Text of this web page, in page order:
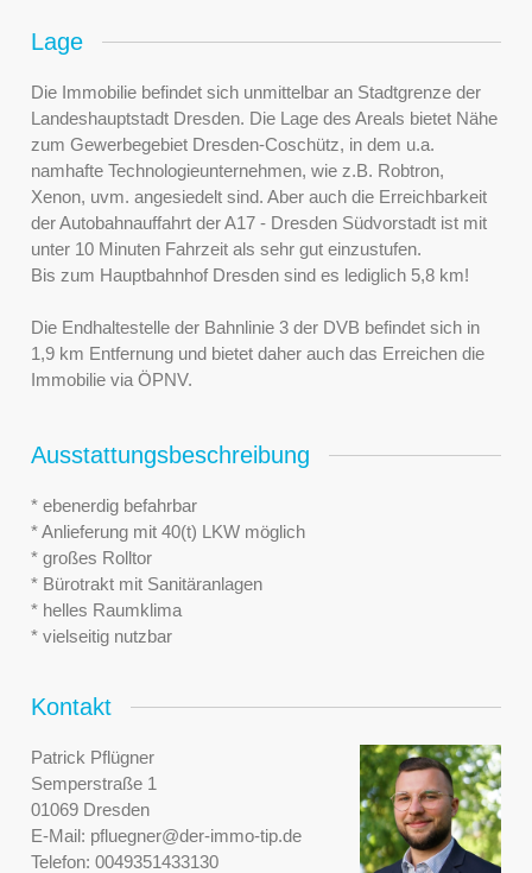
Lage
Die Immobilie befindet sich unmittelbar an Stadtgrenze der
Landeshauptstadt Dresden. Die Lage des Areals bietet Nähe
zum Gewerbegebiet Dresden-Coschütz, in dem u.a.
namhafte Technologieunternehmen, wie z.B. Robtron,
Xenon, uvm. angesiedelt sind. Aber auch die Erreichbarkeit
der Autobahnauffahrt der A17 - Dresden Südvorstadt ist mit
unter 10 Minuten Fahrzeit als sehr gut einzustufen.
Bis zum Hauptbahnhof Dresden sind es lediglich 5,8 km!
Die Endhaltestelle der Bahnlinie 3 der DVB befindet sich in
1,9 km Entfernung und bietet daher auch das Erreichen die
Immobilie via ÖPNV.
Ausstattungsbeschreibung
* ebenerdig befahrbar
* Anlieferung mit 40(t) LKW möglich
* großes Rolltor
* Bürotrakt mit Sanitäranlagen
* helles Raumklima
* vielseitig nutzbar
Kontakt
Patrick Pflügner
Semperstraße 1
01069 Dresden
E-Mail: pfluegner@der-immo-tip.de
Telefon: 0049351433130